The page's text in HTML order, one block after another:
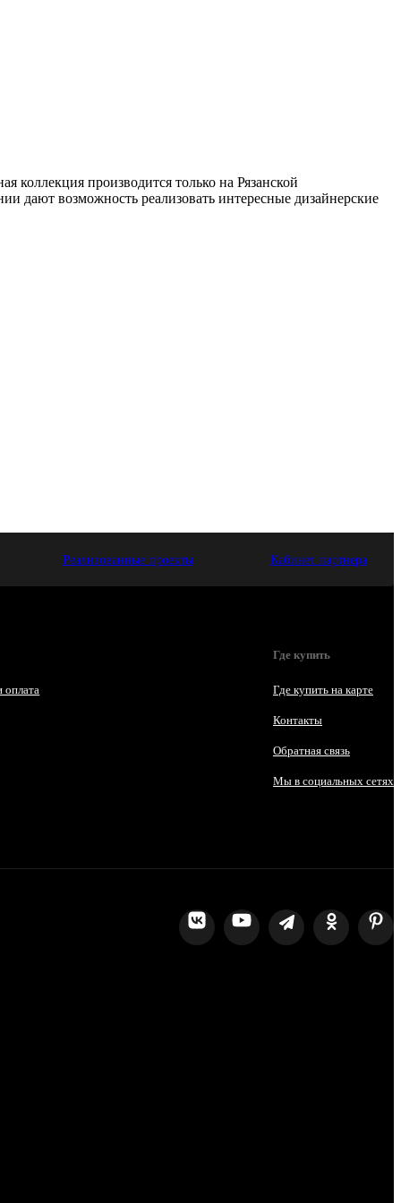
производится только на Рязанской
дают возможность реализовать интересные дизайнерские
Реализованные проекты Кабинет партнера
оплата
Где купить
Где купить на карте
Контакты
Обратная связь
Мы в социальных сетях